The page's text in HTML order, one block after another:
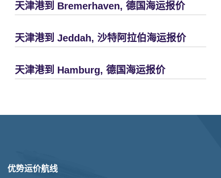
天津港到 Bremerhaven, 德国海运报价
天津港到 Jeddah, 沙特阿拉伯海运报价
天津港到 Hamburg, 德国海运报价
优势运价航线